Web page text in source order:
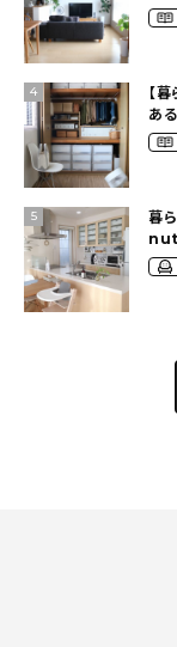
賃
4
【
あ
し
5
暮